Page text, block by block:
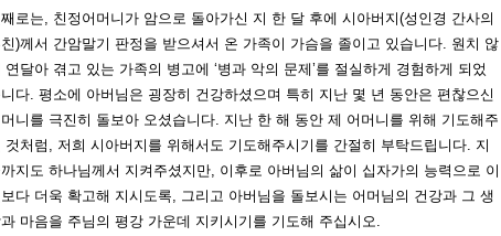
로는, 친정어머니가 암으로 돌아가신 지 한 달 후에 시아버지(성인경 간사의
)께서 간암말기 판정을 받으셔서 온 가족이 가슴을 졸이고 있습니다. 원치 않
연달아 겪고 있는 가족의 병고에 ‘병과 악의 문제’를 절실하게 경험하게 되었
다. 평소에 아버님은 굉장히 건강하셨으며 특히 지난 몇 년 동안은 편찮으신
니를 극진히 돌보아 오셨습니다. 지난 한 해 동안 제 어머니를 위해 기도해주
것처럼, 저희 시아버지를 위해서도 기도해주시기를 간절히 부탁드립니다. 지
지도 하나님께서 지켜주셨지만, 이후로 아버님의 삶이 십자가의 능력으로 이
다 더욱 확고해 지시도록, 그리고 아버님을 돌보시는 어머님의 건강과 그 생
마음을 주님의 평강 가운데 지키시기를 기도해 주십시오.